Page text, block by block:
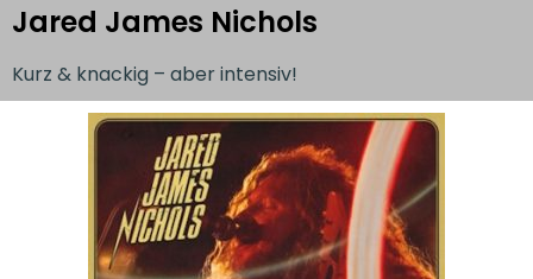
Jared James Nichols
Kurz & knackig – aber intensiv!